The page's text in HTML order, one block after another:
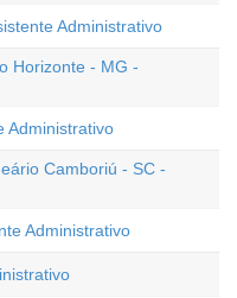
Administrativo
Horizonte - MG -
Administrativo
Camboriú - SC -
Administrativo